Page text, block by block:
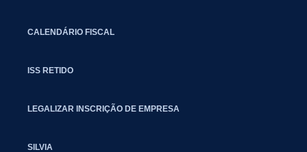
CALENDÁRIO FISCAL
ISS RETIDO
LEGALIZAR INSCRIÇÃO DE EMPRESA
SILVIA